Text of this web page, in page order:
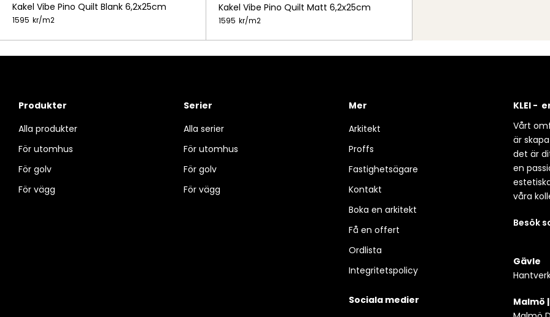
Kakel Vibe Pino Quilt Blank 6,2x25cm
1595 kr/m2
Kakel Vibe Pino Quilt Matt 6,2x25cm
1595 kr/m2
Produkter
Alla produkter
För utomhus
För golv
För vägg
Serier
Alla serier
För utomhus
För golv
För vägg
Mer
Arkitekt
Proffs
Fastighetsägare
Kontakt
Boka en arkitekt
Få en offert
Ordlista
Integritetspolicy
Sociala medier
KLEI -
Vårt
är
det är
en
våra
Besök
Gävle
Malmö